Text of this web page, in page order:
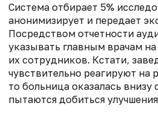
Система отбирает 5%
анонимизирует и передает
Посредством отчетности
указывать главным врачам
их сотрудников. Кстати,
чувствительно реагируют на
то больница оказалась внизу
пытаются добиться улучшения